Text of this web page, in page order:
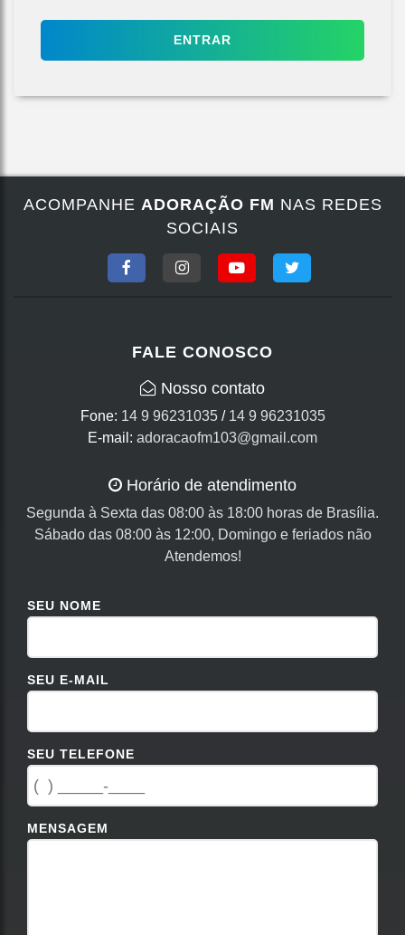
ENTRAR
ACOMPANHE ADORAÇÃO FM NAS REDES
SOCIAIS
FALE CONOSCO
Nosso contato
Fone: 14 9 96231035/ 14 9 96231035
E-mail: adoracaofm103@gmail.com
Horário de atendimento
Segunda à Sexta das 08:00 às 18:00 horas de Brasília.
Sábado das 08:00 às 12:00, Domingo e feriados não
Atendemos!
SEU NOME
SEU E-MAIL
SEU TELEFONE
MENSAGEM